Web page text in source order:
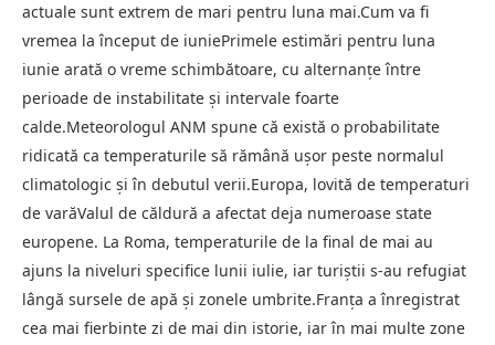
actuale sunt extrem de mari pentru luna mai.Cum va fi
vremea la început de iuniePrimele estimări pentru luna
iunie arată o vreme schimbătoare, cu alternanțe între
perioade de instabilitate și intervale foarte
calde.Meteorologul ANM spune că există o probabilitate
ridicată ca temperaturile să rămână ușor peste normalul
climatologic și în debutul verii.Europa, lovită de temperaturi
de varăValul de căldură a afectat deja numeroase state
europene. La Roma, temperaturile de la final de mai au
ajuns la niveluri specifice lunii iulie, iar turiștii s-au refugiat
lângă sursele de apă și zonele umbrite.Franța a înregistrat
cea mai fierbinte zi de mai din istorie, iar în mai multe zone